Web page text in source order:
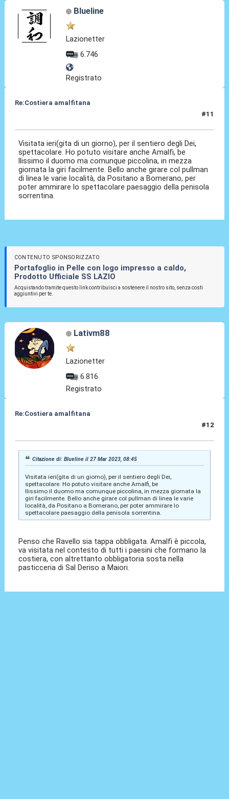
Blueline
Lazionetter
6.746
Registrato
Re:Costiera amalfitana
#11
Visitata ieri(gita di un giorno), per il sentiero degli Dei,
spettacolare. Ho potuto visitare anche Amalfi, be
llissimo il duomo ma comunque piccolina, in mezza
giornata la giri facilmente. Bello anche girare col pullman
di linea le varie località, da Positano a Bomerano, per
poter ammirare lo spettacolare paesaggio della penisola
sorrentina.
CONTENUTO SPONSORIZZATO
Portafoglio in Pelle con logo impresso a caldo,
Prodotto Ufficiale SS LAZIO
Acquistando tramite questo link contribuisci a sostenere il nostro sito, senza costi
aggiuntivi per te.
Lativm88
Lazionetter
6.816
Registrato
Re:Costiera amalfitana
#12
Citazione di: Blueline il 27 Mar 2023, 08:45
Visitata ieri(gita di un giorno), per il sentiero degli Dei,
spettacolare. Ho potuto visitare anche Amalfi, be
llissimo il duomo ma comunque piccolina, in mezza giornata la
giri facilmente. Bello anche girare col pullman di linea le varie
località, da Positano a Bomerano, per poter ammirare lo
spettacolare paesaggio della penisola sorrentina.
Penso che Ravello sia tappa obbligata. Amalfi è piccola,
va visitata nel contesto di tutti i paesini che formano la
costiera, con altrettanto obbligatoria sosta nella
pasticceria di Sal Deriso a Maiori.